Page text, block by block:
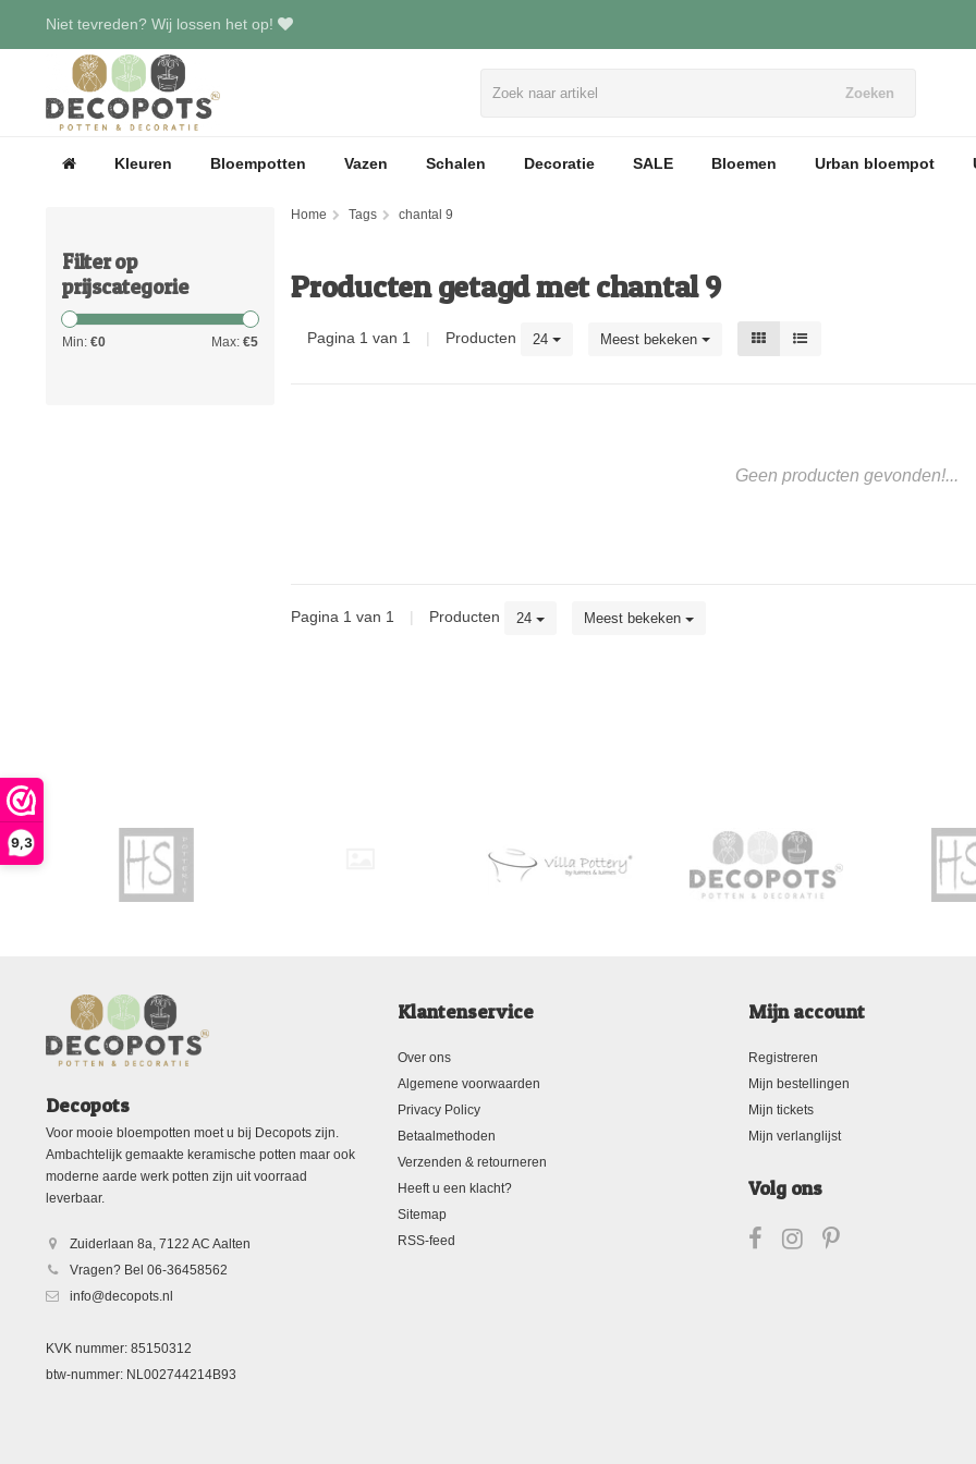
9,3
Niet tevreden? Wij lossen het op!
Zoeken
Kleuren Bloempotten Vazen Schalen Decoratie SALE Bloemen Urban bloempot
Filter op
prijscategorie
Min: €0 Max: €5
Home Tags chantal 9
Producten getagd met chantal 9
Pagina 1 van 1 | Producten 24 Meest bekeken
Geen producten gevonden!...
Pagina 1 van 1 | Producten 24 Meest bekeken
Decopots
Voor mooie bloempotten moet u bij Decopots zijn.
Ambachtelijk gemaakte keramische potten maar ook
moderne aarde werk potten zijn uit voorraad
leverbaar.
Zuiderlaan 8a, 7122 AC Aalten
Vragen? Bel 06-36458562
info@decopots.nl
KVK nummer: 85150312
btw-nummer: NL002744214B93
Klantenservice
Over ons
Algemene voorwaarden
Privacy Policy
Betaalmethoden
Verzenden & retourneren
Heeft u een klacht?
Sitemap
RSS-feed
Mijn account
Registreren
Mijn bestellingen
Mijn tickets
Mijn verlanglijst
Volg ons